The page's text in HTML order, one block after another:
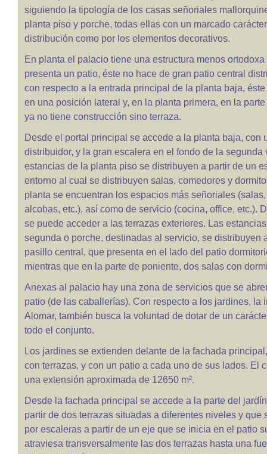
siguiendo la tipología de los casas señoriales
planta piso y porche, todas ellas con un marcado
distribución como por los elementos decorativos.
En planta el palacio tiene una estructura menos
presenta un patio, éste no hace de gran patio central
con respecto a la entrada principal de la planta baja,
en una posición lateral y, en la planta primera, en la
ya no tiene construcción sino terraza.
Desde el portal principal se accede a la planta baja, con
distribuidor, y la gran escalera en el fondo de la segunda
estancias de la planta piso se distribuyen a partir de un
entorno al cual se distribuyen salas, comedores y
planta se encuentran los espacios más señoriales
alcobas, etc.), así como de servicio (cocina, office, etc.).
se puede acceder a las terrazas exteriores. Las
segunda o porche, destinadas al servicio, se distribuyen
pasillo central, que presenta en el lado del patio
mientras que en la parte de poniente, dos salas con
Anexas al palacio hay una zona de servicios que se
patio (de las caballerías). Con respecto a los jardines, la
Alomar, también busca la voluntad de dotar de un
todo el conjunto.
Los jardines se extienden delante de la fachada
con terrazas, y con un patio a cada uno de sus lados. El
una extensión aproximada de 12650 m².
Desde la fachada principal se accede a la parte del
partir de dos terrazas situadas a diferentes niveles y que
por escaleras a partir de un eje que se inicia en el patio
atraviesa transversalmente las dos terrazas hasta una